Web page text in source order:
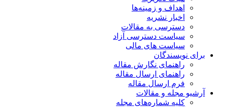
اهداف و زمینه‌ها
اخبار نشریه
دسترسی به مقالات
سیاست دسترسی آزاد
سیاست های مالی
برای نویسندگان
راهنمای نگارش مقاله
راهنمای ارسال مقاله
فرم ارسال مقاله
آرشیو مجله و مقالات
کلیه شماره‌های مجله